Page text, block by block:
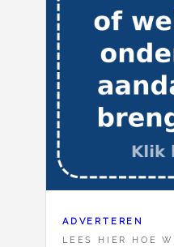
ADVERTEREN
LEES HIER HOE